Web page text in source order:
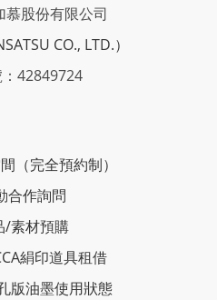
慕股份有限公司
CO., LTD.）
42849724
（完全預約制）
合作詢問
/素材預購
絹印道具租借
版油墨使用狀態